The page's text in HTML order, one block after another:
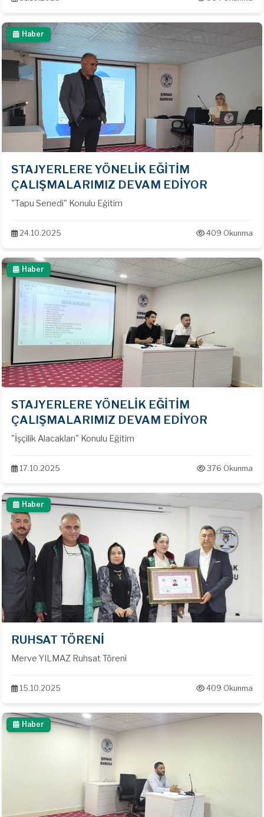
Haber
STAJYERLERE YÖNELİK EĞİTİM
ÇALIŞMALARIMIZ DEVAM EDİYOR
"Tapu Senedi" Konulu Eğitim
24.10.2025 409 Okunma
Haber
STAJYERLERE YÖNELİK EĞİTİM
ÇALIŞMALARIMIZ DEVAM EDİYOR
"İşçilik Alacakları" Konulu Eğitim
17.10.2025 376 Okunma
Haber
RUHSAT TÖRENİ
Merve YILMAZ Ruhsat Töreni
15.10.2025 409 Okunma
Haber